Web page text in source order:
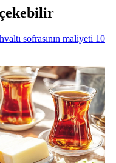
sofrasının maliyeti 10